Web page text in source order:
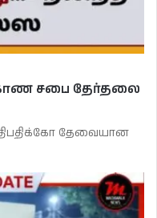
சபை தேர்தலை
தேவையான